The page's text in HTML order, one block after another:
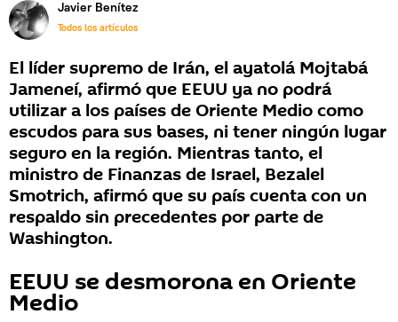
Javier Benítez
Todos los artículos
El líder supremo de Irán, el ayatolá Mojtabá
Jameneí, afirmó que EEUU ya no podrá
utilizar a los países de Oriente Medio como
escudos para sus bases, ni tener ningún lugar
seguro en la región. Mientras tanto, el
ministro de Finanzas de Israel, Bezalel
Smotrich, afirmó que su país cuenta con un
respaldo sin precedentes por parte de
Washington.
EEUU se desmorona en Oriente
Medio